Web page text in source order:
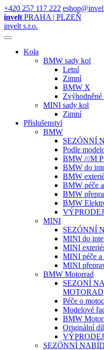
+420 257 117 222
invelt PRAHA | PLZEŇ
invelt s.r.o.
Kola
BMW sady kol
Letní
Zimní
BMW X
Zvýhodněné
MINI sady kol
Zimní
Příslušenství
BMW
SEZÓNNÍ
Podle
BMW ///M
BMW do
BMW
BMW péče
BMW
BMW
VÝPRODEJ
MINI
SEZÓNNÍ
MINI do
MINI
MINI péče a
MINI
BMW Motorrad
SEZONÍ
MOTORAD
Péče o
Modelové
BMW
Originální
VÝPRODEJ
SEZÓNNÍ